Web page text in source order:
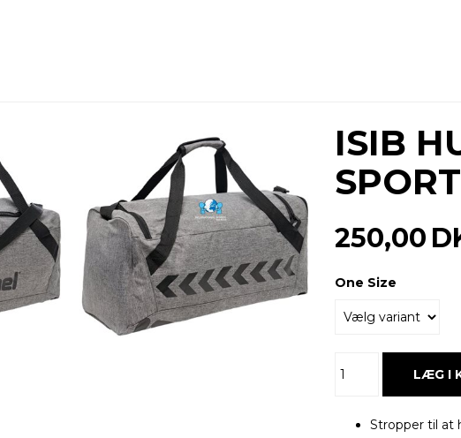
ISIB
250,00
One Size
Stropper til at